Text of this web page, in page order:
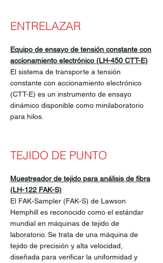
ENTRELAZAR
Equipo de ensayo de tensión constante con
accionamiento electrónico (LH-450 CTT-E)
El sistema de transporte a tensión
constante con accionamiento electrónico
(CTT-E) es un instrumento de ensayo
dinámico disponible como minilaboratorio
para hilos.
TEJIDO DE PUNTO
Muestreador de tejido para análisis de fibra
(LH-122 FAK-S)
El FAK-Sampler (FAK-S) de Lawson
Hemphill es reconocido como el estándar
mundial en máquinas de tejido de
laboratorio. Se trata de una máquina de
tejido de precisión y alta velocidad,
diseñada para verificar la uniformidad y